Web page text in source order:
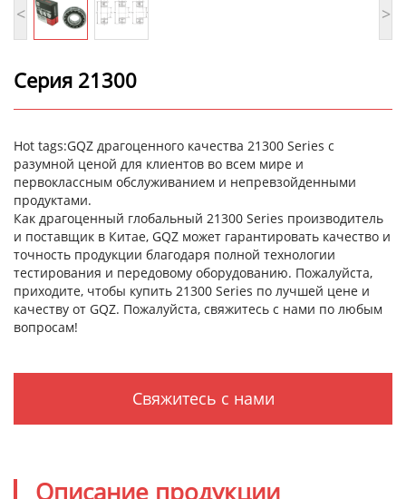
< >
Серия 21300
Hot tags:GQZ драгоценного качества 21300 Series с
разумной ценой для клиентов во всем мире и
первоклассным обслуживанием и непревзойденными
продуктами.
Как драгоценный глобальный 21300 Series производитель
и поставщик в Китае, GQZ может гарантировать качество и
точность продукции благодаря полной технологии
тестирования и передовому оборудованию. Пожалуйста,
приходите, чтобы купить 21300 Series по лучшей цене и
качеству от GQZ. Пожалуйста, свяжитесь с нами по любым
вопросам!
Свяжитесь с нами
Описание продукции